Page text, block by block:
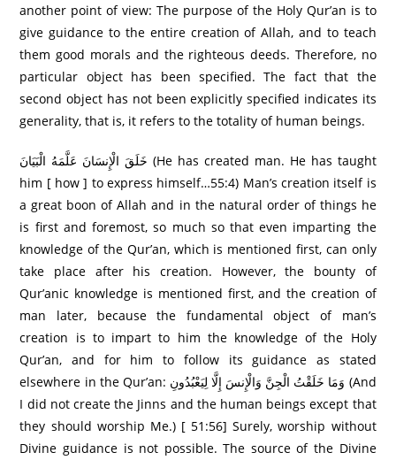
another point of view: The purpose of the Holy Qur’an is to
give guidance to the entire creation of Allah, and to teach
them good morals and the righteous deeds. Therefore, no
particular object has been specified. The fact that the
second object has not been explicitly specified indicates its
generality, that is, it refers to the totality of human beings.
خَلَقَ الْإِنسَانَ عَلَّمَهُ الْبَيَانَ (He has created man. He has taught
him [ how ] to express himself…55:4) Man’s creation itself is
a great boon of Allah and in the natural order of things he
is first and foremost, so much so that even imparting the
knowledge of the Qur’an, which is mentioned first, can only
take place after his creation. However, the bounty of
Qur’anic knowledge is mentioned first, and the creation of
man later, because the fundamental object of man’s
creation is to impart to him the knowledge of the Holy
Qur’an, and for him to follow its guidance as stated
elsewhere in the Qur’an: وَمَا خَلَقْتُ الْجِنَّ وَالْإِنسَ إِلَّا لِيَعْبُدُونِ (And
I did not create the Jinns and the human beings except that
they should worship Me.) [ 51:56] Surely, worship without
Divine guidance is not possible. The source of the Divine